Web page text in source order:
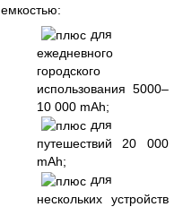
емкостью:
для
ежедневного
городского
использования 5000–
10 000 mAh;
для
путешествий 20 000
mAh;
для
нескольких устройств